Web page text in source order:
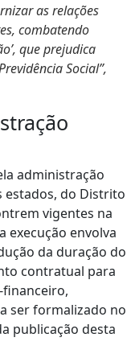
as relações
combatendo
que prejudica
Social”,
administração
estados, do Distrito
vigentes na
execução envolva
da duração do
contratual para
ser formalizado no
publicação desta